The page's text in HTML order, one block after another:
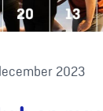
2023